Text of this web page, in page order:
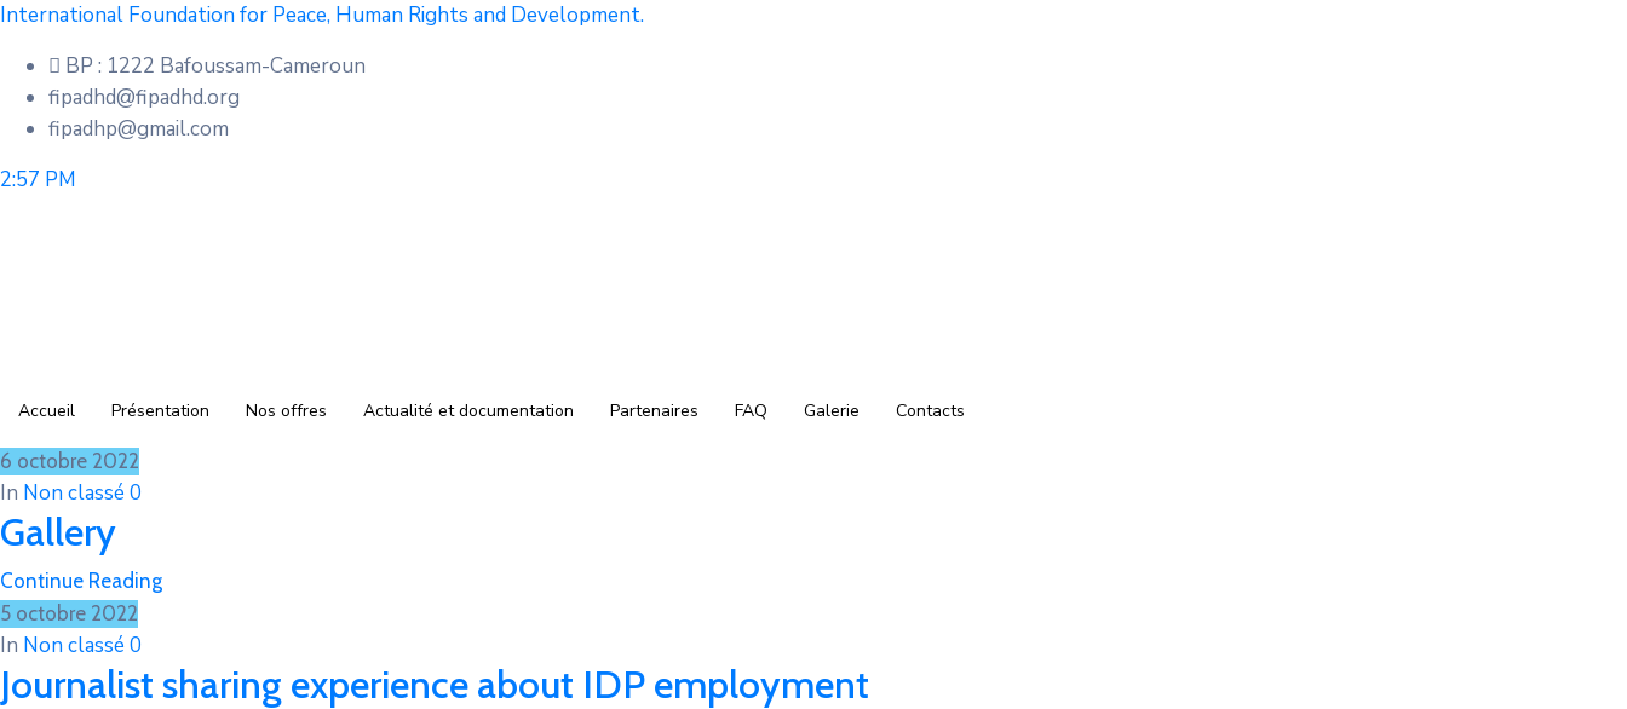
International Foundation for Peace, Human Rights and Development.
BP : 1222 Bafoussam-Cameroun
fipadhd@fipadhd.org
fipadhp@gmail.com
2:57 PM
Accueil Présentation Nos offres Actualité et documentation Partenaires FAQ Galerie Contacts
6 octobre 2022
In Non classé 0
Gallery
Continue Reading
5 octobre 2022
In Non classé 0
Journalist sharing experience about IDP employment